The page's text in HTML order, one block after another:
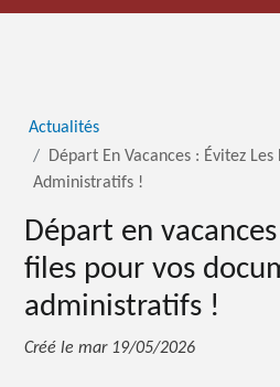
Actualités
Départ En Vacances : Évitez
Administratifs !
Départ en
files pour vos
administratifs !
Créé lemar 19/05/2026